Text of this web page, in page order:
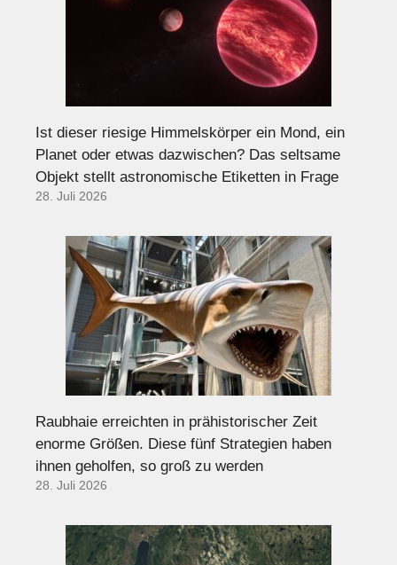
Ist dieser riesige Himmelskörper ein Mond, ein
Planet oder etwas dazwischen? Das seltsame
Objekt stellt astronomische Etiketten in Frage
28. Juli 2026
Raubhaie erreichten in prähistorischer Zeit
enorme Größen. Diese fünf Strategien haben
ihnen geholfen, so groß zu werden
28. Juli 2026